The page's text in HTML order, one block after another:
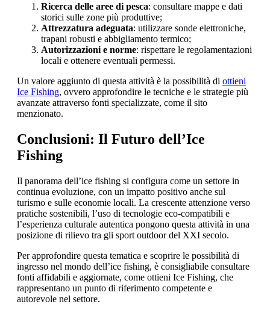
Ricerca delle aree di pesca: consultare mappe e dati
storici sulle zone più produttive;
Attrezzatura adeguata: utilizzare sonde elettroniche,
trapani robusti e abbigliamento termico;
Autorizzazioni e norme: rispettare le regolamentazioni
locali e ottenere eventuali permessi.
Un valore aggiunto di questa attività è la possibilità di ottieni
Ice Fishing, ovvero approfondire le tecniche e le strategie più
avanzate attraverso fonti specializzate, come il sito
menzionato.
Conclusioni: Il Futuro dell’Ice
Fishing
Il panorama dell’ice fishing si configura come un settore in
continua evoluzione, con un impatto positivo anche sul
turismo e sulle economie locali. La crescente attenzione verso
pratiche sostenibili, l’uso di tecnologie eco-compatibili e
l’esperienza culturale autentica pongono questa attività in una
posizione di rilievo tra gli sport outdoor del XXI secolo.
Per approfondire questa tematica e scoprire le possibilità di
ingresso nel mondo dell’ice fishing, è consigliabile consultare
fonti affidabili e aggiornate, come ottieni Ice Fishing, che
rappresentano un punto di riferimento competente e
autorevole nel settore.